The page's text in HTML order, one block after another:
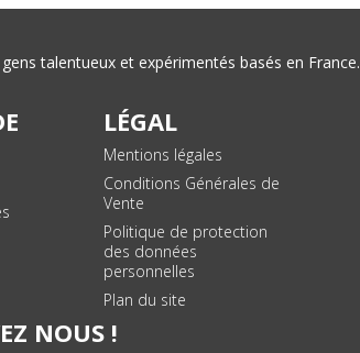
talentueux et expérimentés basés en France.
LÉGAL
Mentions légales
Conditions Générales de
Vente
Politique de protection
des données
personnelles
Plan du site
NOUS !